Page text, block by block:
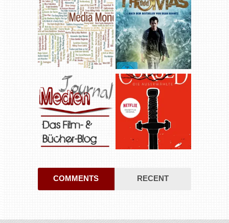
COMMENTS RECENT